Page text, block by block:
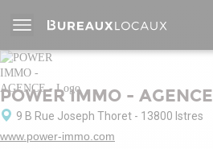
POWER IMMO - AGENCE
9 B Rue Joseph Thoret - 13800 Istres
www.power-immo.com